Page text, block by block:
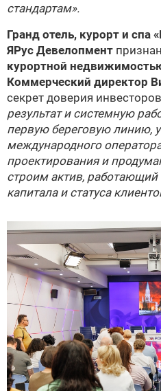
стандартам».
Гранд отель, курорт и спа
ЯРус Девелопмент признан
курортной
Коммерческий директор
секрет доверия
результат и системную
первую береговую линию,
международного
проектирования и
строим актив,
капитала и статуса